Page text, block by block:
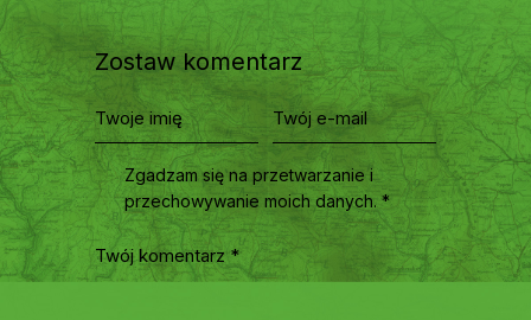
Zostaw komentarz
Zgadzam się na przetwarzanie i
przechowywanie moich danych. *